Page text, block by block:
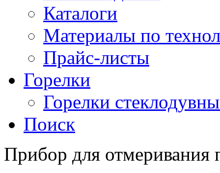
Каталоги
Материалы по
Прайс-листы
Горелки
Горелки
Поиск
Прибор для отмеривания